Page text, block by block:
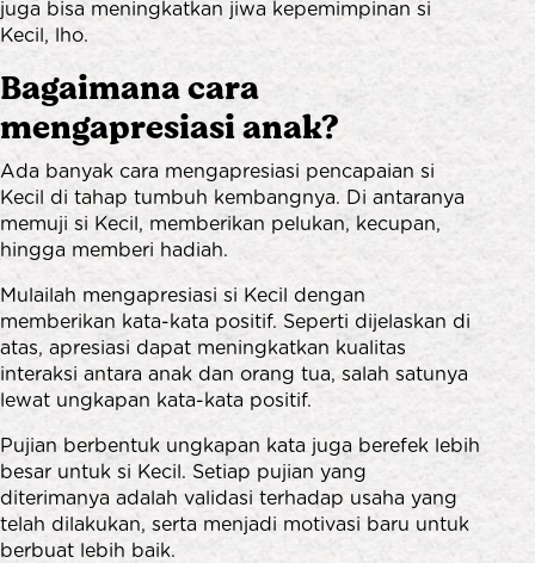
juga bisa meningkatkan jiwa kepemimpinan si
Kecil, lho.
Bagaimana cara
mengapresiasi anak?
Ada banyak cara mengapresiasi pencapaian si
Kecil di tahap tumbuh kembangnya. Di antaranya
memuji si Kecil, memberikan pelukan, kecupan,
hingga memberi hadiah.
Mulailah mengapresiasi si Kecil dengan
memberikan kata-kata positif. Seperti dijelaskan di
atas, apresiasi dapat meningkatkan kualitas
interaksi antara anak dan orang tua, salah satunya
lewat ungkapan kata-kata positif.
Pujian berbentuk ungkapan kata juga berefek lebih
besar untuk si Kecil. Setiap pujian yang
diterimanya adalah validasi terhadap usaha yang
telah dilakukan, serta menjadi motivasi baru untuk
berbuat lebih baik.